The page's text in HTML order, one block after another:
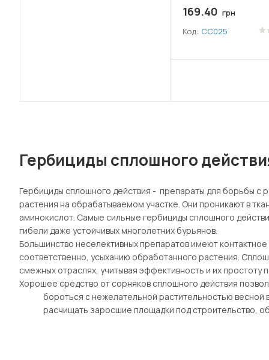
169.40 грн
Код: СС025
Гербициды сплошного
Гербициды сплошного действия - препараты для борьбы с
растения на обрабатываемом участке. Они проникают в
аминокислот. Самые сильные гербициды сплошного
гибели даже устойчивых многолетних бурьянов.
Большинство неселективных препаратов имеют
соответственно, усыханию обработанного растения.
смежных отраслях, учитывая эффективность и их простоту
Хорошее средство от сорняков сплошного действия
бороться с нежелательной растительностью весной
расчищать заросшие площадки под строительство,